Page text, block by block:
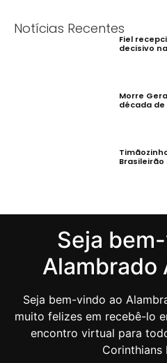
Notícias Recentes
Fiel
decisivo
Morre
década de
Brasileirão
Seja
Alambrado
Seja bem-vindo ao
muito felizes em recebê-lo
encontro virtual para
Corinthians